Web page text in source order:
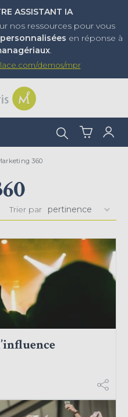
ASSISTANT IA
nos ressources pour vous
en réponse à
.
demos/mpr
Rechercher :
360
Trier par